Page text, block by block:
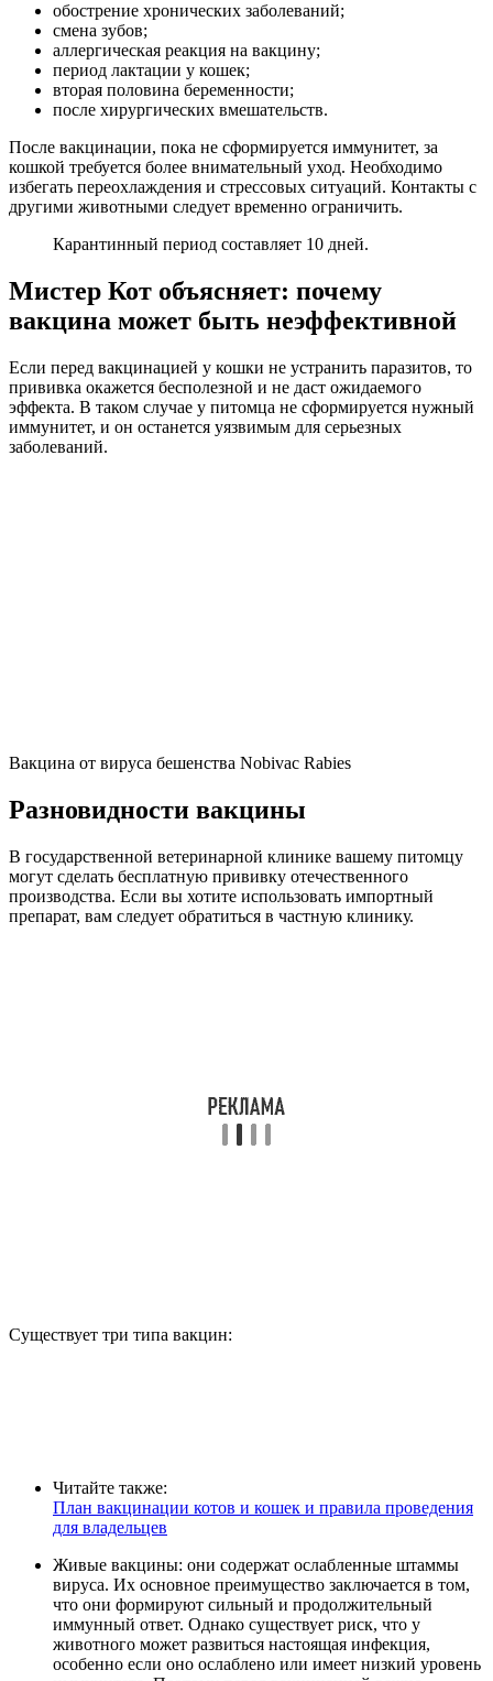
обострение хронических заболеваний;
смена зубов;
аллергическая реакция на вакцину;
период лактации у кошек;
вторая половина беременности;
после хирургических вмешательств.
После вакцинации, пока не сформируется иммунитет, за
кошкой требуется более внимательный уход. Необходимо
избегать переохлаждения и стрессовых ситуаций. Контакты с
другими животными следует временно ограничить.
Карантинный период составляет 10 дней.
Мистер Кот объясняет: почему
вакцина может быть неэффективной
Если перед вакцинацией у кошки не устранить паразитов, то
прививка окажется бесполезной и не даст ожидаемого
эффекта. В таком случае у питомца не сформируется нужный
иммунитет, и он останется уязвимым для серьезных
заболеваний.
Вакцина от вируса бешенства Nobivac Rabies
Разновидности вакцины
В государственной ветеринарной клинике вашему питомцу
могут сделать бесплатную прививку отечественного
производства. Если вы хотите использовать импортный
препарат, вам следует обратиться в частную клинику.
Существует три типа вакцин:
Читайте также:
План вакцинации котов и кошек и правила проведения
для владельцев
Живые вакцины: они содержат ослабленные штаммы
вируса. Их основное преимущество заключается в том,
что они формируют сильный и продолжительный
иммунный ответ. Однако существует риск, что у
животного может развиться настоящая инфекция,
особенно если оно ослаблено или имеет низкий уровень